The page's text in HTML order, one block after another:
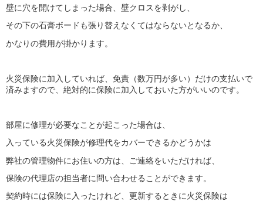
壁に穴を開けてしまった場合、壁クロスを剥がし、
その下の石膏ボードも張り替えなくてはならないとなるか、
かなりの費用が掛かります。
火災保険に加入していれば、免責（数万円が多い）だけの支払いで
済みますので、絶対的に保険に加入しておいた方がいいのです。
部屋に修理が必要なことが起こった場合は、
入っている火災保険が修理代をカバーできるかどうかは
弊社の管理物件にお住いの方は、ご連絡をいただければ、
保険の代理店の担当者に問い合わせることができます。
契約時には保険に入ったけれど、更新するときに火災保険は